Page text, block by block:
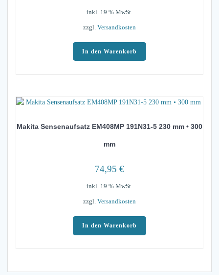
inkl. 19 % MwSt.
zzgl. Versandkosten
In den Warenkorb
Makita Sensenaufsatz EM408MP 191N31-5 230 mm • 300
mm
74,95 €
inkl. 19 % MwSt.
zzgl. Versandkosten
In den Warenkorb